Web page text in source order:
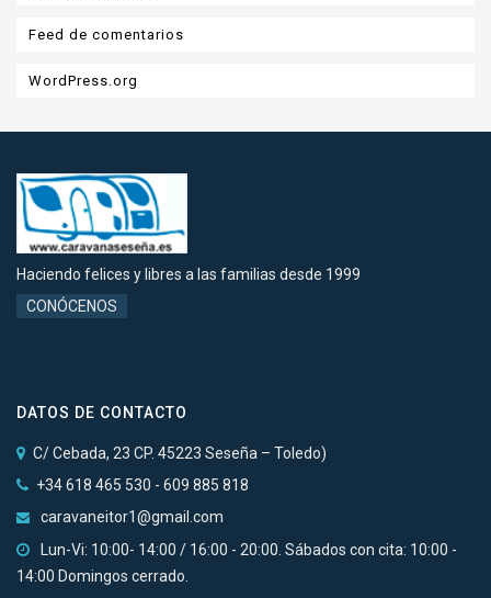
Feed de comentarios
WordPress.org
Haciendo felices y libres a las familias desde 1999
CONÓCENOS
DATOS DE CONTACTO
C/ Cebada, 23 CP. 45223 Seseña – Toledo)
+34 618 465 530 - 609 885 818
caravaneitor1@gmail.com
Lun-Vi: 10:00- 14:00 / 16:00 - 20:00. Sábados con cita: 10:00 -
14:00 Domingos cerrado.